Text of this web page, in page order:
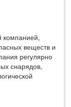
компанией,
веществ и
регулярно
снарядов,